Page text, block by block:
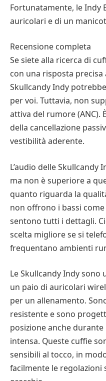
Fortunatamente, le Indy
auricolari e di un
Recensione completa
Se siete alla ricerca di
con una risposta precisa
Skullcandy Indy
per voi. Tuttavia, non
attiva del rumore (ANC).
della cancellazione
vestibilità aderente.
L’audio delle
ma non è superiore a
quanto riguarda la
non offrono i bassi
sentono tutti i dettagli.
scelta migliore se si
frequentano ambienti
Le Skullcandy Indy sono
un paio di auricolari
per un allenamento.
resistente e sono
posizione anche
intensa. Queste cuffie
sensibili al tocco, in
facilmente le regolazioni